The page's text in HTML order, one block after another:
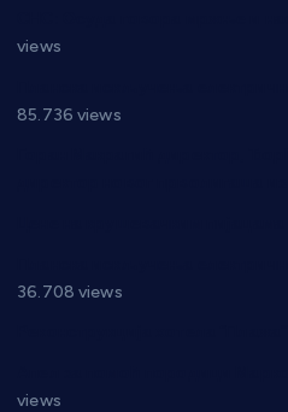
views
85.736 views
36.708 views
views